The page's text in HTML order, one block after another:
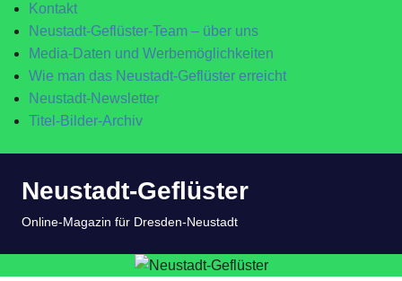
Kontakt
Neustadt-Geflüster-Team – über uns
Media-Daten und Werbemöglichkeiten
Wie man das Neustadt-Geflüster erreicht
Neustadt-Newsletter
Titel-Bilder-Archiv
InhaltNeustadt-Geflüster
Online-Magazin für Dresden-Neustadt